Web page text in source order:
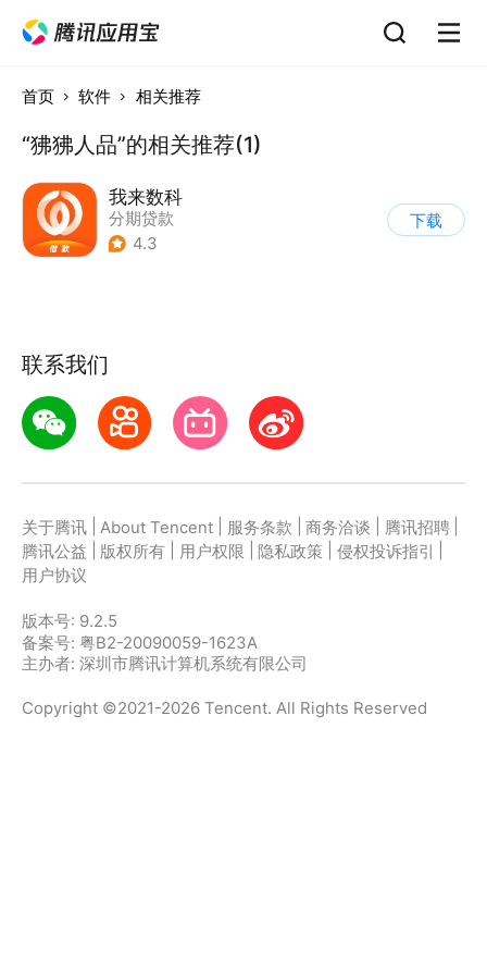
首页 软件 相关推荐
“狒狒人品”的相关推荐(1)
我来数科
分期贷款
4.3
下载
联系我们
关于腾讯 About Tencent 服务条款 商务洽谈 腾讯招聘
腾讯公益
版权所有 用户权限 隐私政策 侵权投诉指引
用户协议
版本号: 9.2.5
备案号: 粤B2-20090059-1623A
主办者: 深圳市腾讯计算机系统有限公司
Copyright ©2021-2026 Tencent. All Rights Reserved